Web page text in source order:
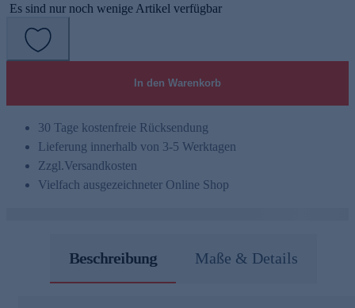
Es sind nur noch wenige Artikel verfügbar
In den Warenkorb
30 Tage kostenfreie Rücksendung
Lieferung innerhalb von 3-5 Werktagen
Zzgl.Versandkosten
Vielfach ausgezeichneter Online Shop
Beschreibung Maße & Details